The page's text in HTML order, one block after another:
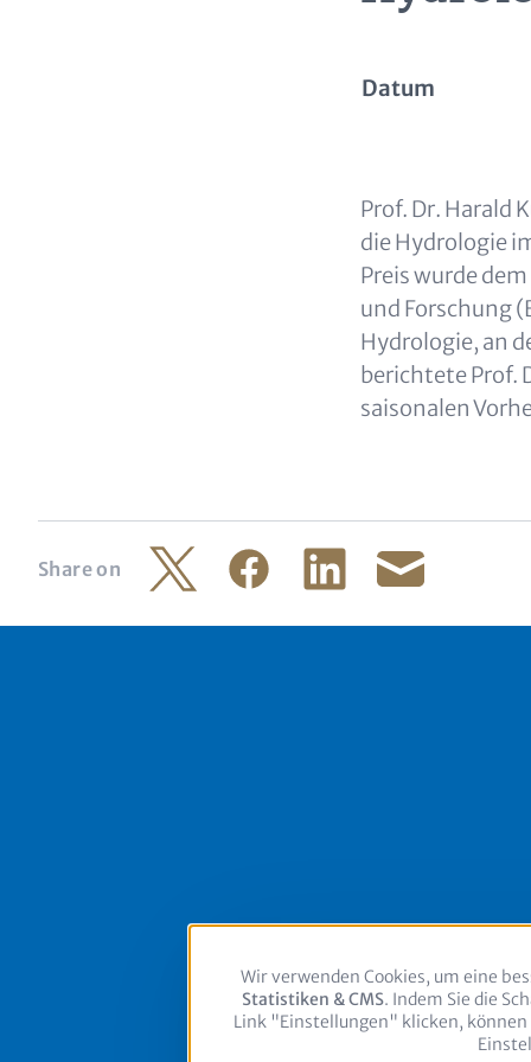
Datum
Text für Teaser
Prof. Dr. Harald
die Hydrologie
Preis wurde
und Forschung
Hydrologie, an
berichtete Prof.
saisonalen
Share on
Wir verwenden Cookies, um eine
Statistiken & CMS. Indem Sie die
Link "Einstellungen" klicken, können